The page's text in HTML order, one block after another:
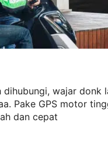
dihubungi, wajar donk
Pake GPS motor
dan cepat